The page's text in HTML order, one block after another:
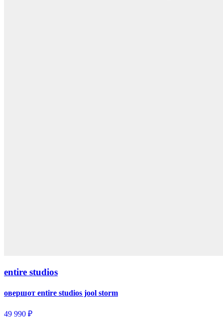
entire studios
овершот entire studios jool storm
49 990 ₽